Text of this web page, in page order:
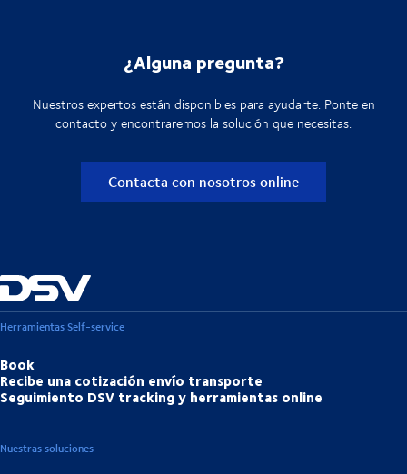
¿Alguna pregunta?
Nuestros expertos están disponibles para ayudarte. Ponte en
contacto y encontraremos la solución que necesitas.
Contacta con nosotros online
Herramientas Self-service
Book
Recibe una cotización envío transporte
Seguimiento DSV tracking y herramientas online
Nuestras soluciones